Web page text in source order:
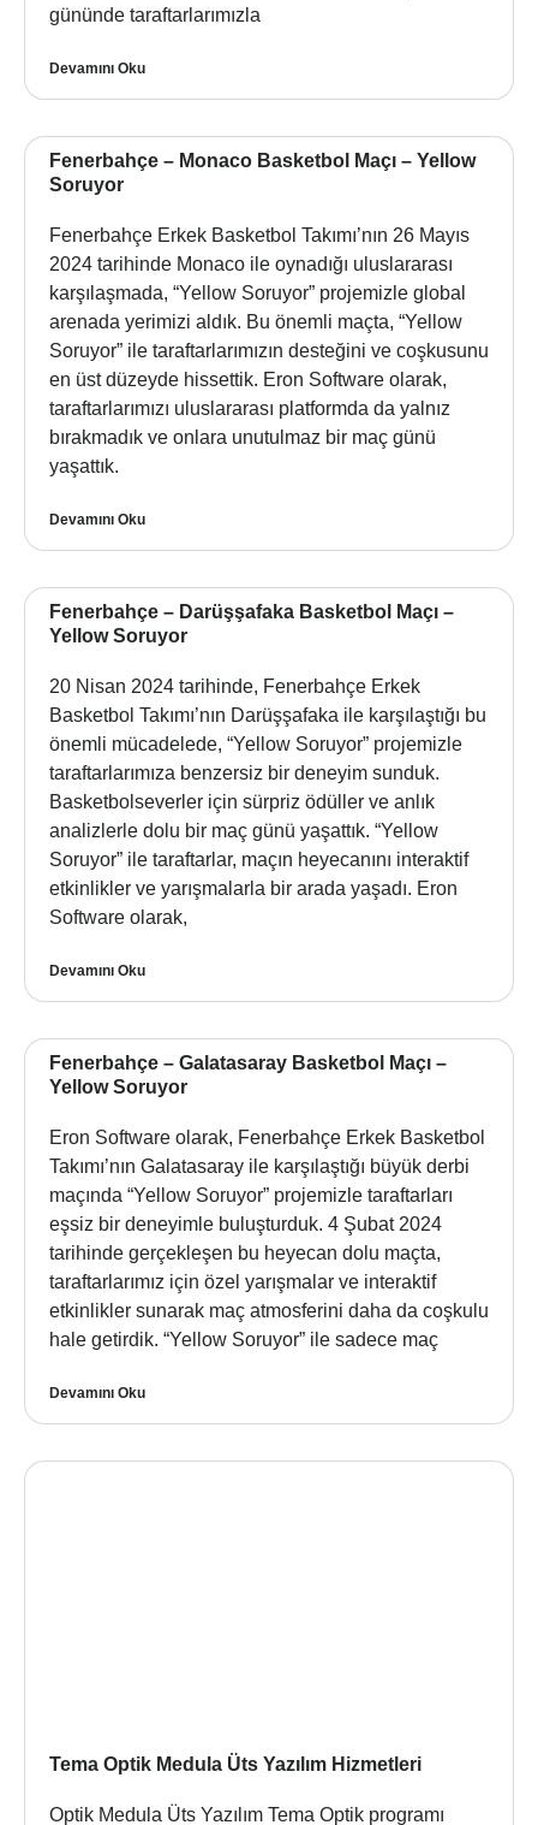
gününde taraftarlarımızla
Devamını Oku
Fenerbahçe – Monaco Basketbol Maçı – Yellow
Soruyor
Fenerbahçe Erkek Basketbol Takımı’nın 26 Mayıs
2024 tarihinde Monaco ile oynadığı uluslararası
karşılaşmada, “Yellow Soruyor” projemizle global
arenada yerimizi aldık. Bu önemli maçta, “Yellow
Soruyor” ile taraftarlarımızın desteğini ve coşkusunu
en üst düzeyde hissettik. Eron Software olarak,
taraftarlarımızı uluslararası platformda da yalnız
bırakmadık ve onlara unutulmaz bir maç günü
yaşattık.
Devamını Oku
Fenerbahçe – Darüşşafaka Basketbol Maçı –
Yellow Soruyor
20 Nisan 2024 tarihinde, Fenerbahçe Erkek
Basketbol Takımı’nın Darüşşafaka ile karşılaştığı bu
önemli mücadelede, “Yellow Soruyor” projemizle
taraftarlarımıza benzersiz bir deneyim sunduk.
Basketbolseverler için sürpriz ödüller ve anlık
analizlerle dolu bir maç günü yaşattık. “Yellow
Soruyor” ile taraftarlar, maçın heyecanını interaktif
etkinlikler ve yarışmalarla bir arada yaşadı. Eron
Software olarak,
Devamını Oku
Fenerbahçe – Galatasaray Basketbol Maçı –
Yellow Soruyor
Eron Software olarak, Fenerbahçe Erkek Basketbol
Takımı’nın Galatasaray ile karşılaştığı büyük derbi
maçında “Yellow Soruyor” projemizle taraftarları
eşsiz bir deneyimle buluşturduk. 4 Şubat 2024
tarihinde gerçekleşen bu heyecan dolu maçta,
taraftarlarımız için özel yarışmalar ve interaktif
etkinlikler sunarak maç atmosferini daha da coşkulu
hale getirdik. “Yellow Soruyor” ile sadece maç
Devamını Oku
Tema Optik Medula Üts Yazılım Hizmetleri
Optik Medula Üts Yazılım Tema Optik programı